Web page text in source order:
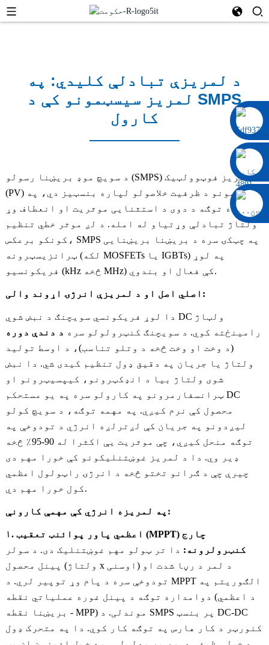
۰۰۸۶ ۱۳۳۲۲۹۲۰۶۹۷
د لمریزې تبادلې کلیدي: په
لمریز سیسټمونو کې د SMPS
کارول
د سویچ موډ بریښنا رسولو (SMPS) د لمریز فوټوولټیک
(PV) سیسټمونو د ظرفیت خلاصولو لپاره بنسټیز دي، په
عمده توګه د دوی د استثنایی موثریت او انعطاف وړ
ولتاژ تبادلې وړتیاو له امله. د لږ موثر خطي تنظیم
کونکو برعکس، SMPS په چټکۍ سره د بریښنا بریښنایی
ټرانزیسټرونه (لکه MOSFETs یا IGBTs) په لوړ
فریکونسیو (kHz څخه MHz) کې فعال او بندوي.
اصلي اصل او د لمریزې انرژۍ اړوند والی:
دا لوړ فریکونسي سویچنګ د نبض شوي DC ولټاژ
رامینځته کوي. د سویچنګ کنټرولولو سره د دندې دوره
(د وخت او وخت څخه د وتلو تناسب)، د اوسط تولید
ولتاژ یا جریان په دقیق ډول تنظیم کیدی شي. دا نبض
شوی ولتاژ بیا د انډکټرونو، کیپسیټرونو او
ټرانسفارمرونو په کارولو سره په یو مستحکم DC
محصول کې نرم کیږي. په مهمه توګه، د سویچ کولو
لیږدونو په جریان کې لږترلږه انرژي د تودوخې په
توګه منحل کیږي، چې موثریت یې اکثرا له 90-95٪ څخه
ډیر وي. دا د لمریز غوښتنلیکونو کې خورا مهم دی
چیرې چې د ګرانو تختو څخه د انرژۍ راټولول اعظمي
کول خورا مهم دي.
په لمریزه انرژي کې مهمې کارونې:
۱. اعظمي پاور پوائنټ تعقیب (MPPT) چارج
کنټرولرونه: دا تر ټولو مهم غوښتنلیک دی. د سولر
پینل محصول (ولتاژ x اوسنی) د لمر د رڼا شدت او
تودوخې سره د پام وړ توپیر لري. د MPPT الګوریتم په
دوامداره توګه د پینل غوره عملیاتي نقطه (د اعظمي
بریښنا نقطه - MPP) موندلی. د SMPS پر بنسټ DC-DC
کنورټر د کار هارس په توګه کار کوي. دا په متحرک ډول